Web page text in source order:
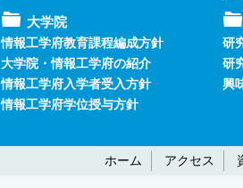
大学院
情報工学府教育課程編成方針
大学院・情報工学府の紹介
情報工学府入学者受入方針
情報工学府学位授与方針
研
研
興
ホーム アクセス